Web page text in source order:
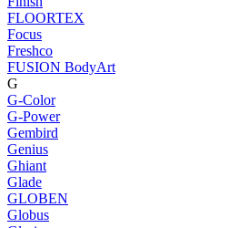
FLOORTEX
Focus
Freshco
FUSION BodyArt
G
G-Color
G-Power
Gembird
Genius
Ghiant
Glade
GLOBEN
Globus